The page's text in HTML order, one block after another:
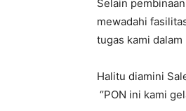
Selain
mewadahi
tugas kami dalam
Halitu diamini
‘’PON ini kami